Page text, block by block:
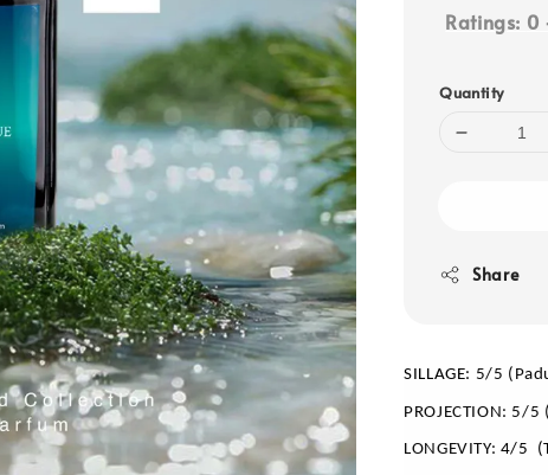
Ratings: 0
Quantity
Share
SILLAGE: 5/5
PROJECTION: 5/5
LONGEVITY: 4/5